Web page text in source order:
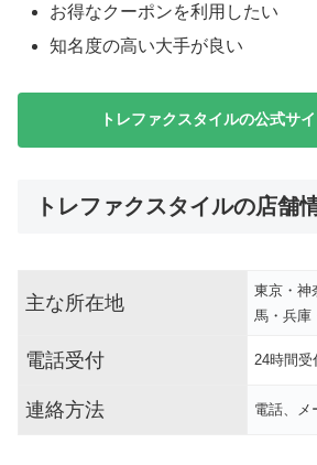
お得なクーポンを利用したい
知名度の高い大手が良い
トレファクスタイルの公式サ
トレファクスタイルの店舗
主な所在地
東京・神
馬・兵庫
電話受付 24時間受
連絡方法 電話、メ